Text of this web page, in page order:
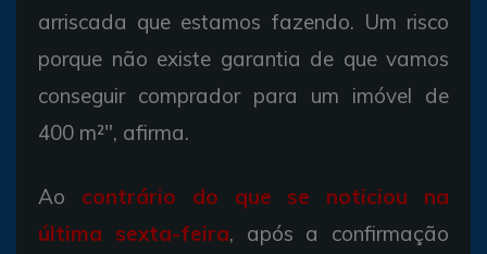
arriscada que estamos fazendo. Um risco
porque não existe garantia de que vamos
conseguir comprador para um imóvel de
400 m²", afirma.
Ao contrário do que se noticiou na
última sexta-feira, após a confirmação